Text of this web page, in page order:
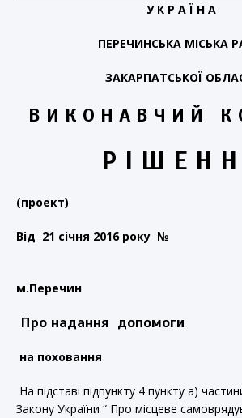
У К Р А Ї Н А
ПЕРЕЧИНСЬКА МІСЬКА
ЗАКАРПАТСЬКОЇ
В И К О Н А В Ч И Й К
Р І Ш Е Н Н
(проект)
Від 21 січня 2016 року №
Про надання допомоги
на поховання
На підставі підпункту 4 пункту а)
Закону України “ Про місцеве